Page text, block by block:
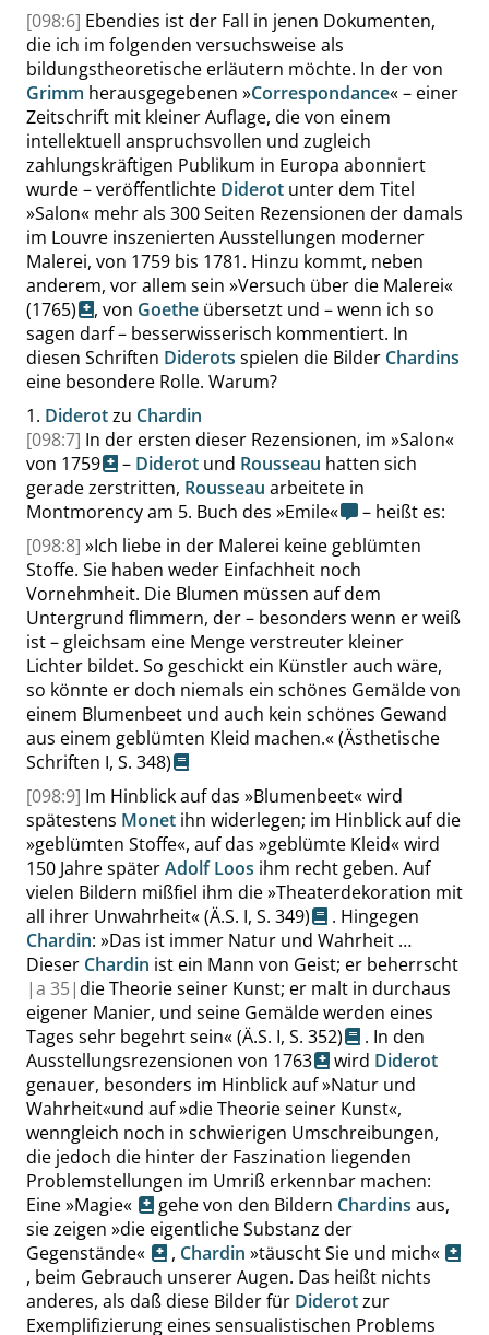
[098:6] Ebendies ist der Fall in jenen Dokumenten,
die ich im folgenden versuchsweise als
bildungstheoretische erläutern möchte. In der von
Grimm herausgegebenen »Correspondance«– einer
Zeitschrift mit kleiner Auflage, die von einem
intellektuell anspruchsvollen und zugleich
zahlungskräftigen Publikum in Europa abonniert
wurde – veröffentlichte Diderot unter dem Titel
»Salon« mehr als 300 Seiten Rezensionen der damals
im Louvre inszenierten Ausstellungen moderner
Malerei, von 1759 bis 1781. Hinzu kommt, neben
anderem, vor allem sein »Versuch über die Malerei«
(1765)
, von Goetheübersetzt und – wenn ich so
sagen darf – besserwisserisch kommentiert. In
diesen Schriften Diderots spielen die Bilder Chardins
eine besondere Rolle. Warum?
1. Diderotzu Chardin
[098:7] In der ersten dieser Rezensionen, im »Salon«
von 1759 – Diderotund Rousseau hatten sich
gerade zerstritten, Rousseau arbeitete in
Montmorency am 5. Buch des »Emile«
– heißt es:
[098:8] »Ich liebe in der Malerei keine geblümten
Stoffe. Sie haben weder Einfachheit noch
Vornehmheit. Die Blumen müssen auf dem
Untergrund flimmern, der – besonders wenn er weiß
ist – gleichsam eine Menge verstreuter kleiner
Lichter bildet. So geschickt ein Künstler auch wäre,
so könnte er doch niemals ein schönes Gemälde von
einem Blumenbeet und auch kein schönes Gewand
aus einem geblümten Kleid machen.«(Ästhetische
Schriften I, S. 348)
[098:9] Im Hinblick auf das »Blumenbeet«wird
spätestens Monet ihn widerlegen; im Hinblick auf die
»geblümten Stoffe«, auf das »geblümte Kleid«wird
150 Jahre späterAdolf Loos ihm recht geben. Auf
vielen Bildern mißfiel ihm die»Theaterdekoration mit
all ihrer Unwahrheit«(Ä.S. I, S. 349)
. Hingegen
Chardin: »Das ist immer Natur und Wahrheit …
Dieser Chardin ist ein Mann von Geist; er beherrscht
|a 35|die Theorie seiner Kunst; er malt in durchaus
eigener Manier, und seine Gemälde werden eines
Tages sehr begehrt sein«(Ä.S. I, S. 352)
. In den
Ausstellungsrezensionen von 1763
wird Diderot
genauer, besonders im Hinblick auf»Natur und
Wahrheit«und auf»die Theorie seiner Kunst«,
wenngleich noch in schwierigen Umschreibungen,
die jedoch die hinter der Faszination liegenden
Problemstellungen im Umriß erkennbar machen:
Eine»Magie« gehe von den Bildern Chardins aus,
sie zeigen »die eigentliche Substanz der
Gegenstände« , Chardin »täuscht Sie und mich«
, beim Gebrauch unserer Augen. Das heißt nichts
anderes, als daß diese Bilder für Diderotzur
Exemplifizierung eines sensualistischen Problems